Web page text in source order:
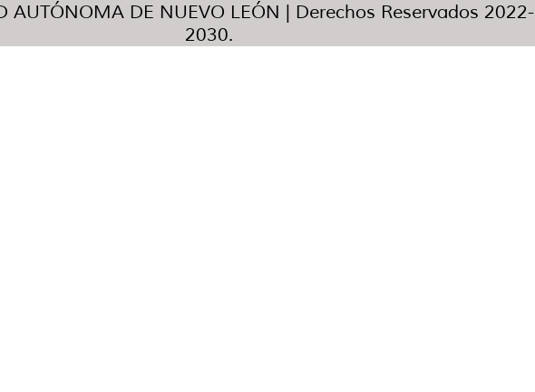
AUTÓNOMA DE NUEVO LEÓN | Derechos Reservados 2022-
2030.